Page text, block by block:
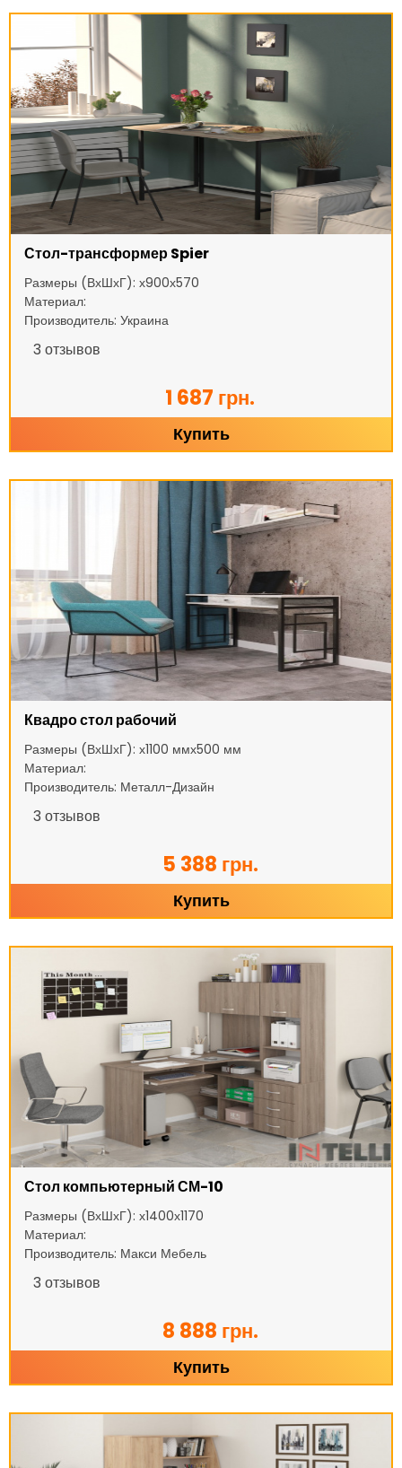
Стол-трансформер Spier
Размеры (ВхШхГ): х900х570
Материал:
Производитель: Украина
3 отзывов
1 687 грн.
Купить
Квадро стол рабочий
Размеры (ВхШхГ): х1100 ммх500 мм
Материал:
Производитель: Металл-Дизайн
3 отзывов
5 388 грн.
Купить
Стол компьютерный СМ-10
Размеры (ВхШхГ): х1400х1170
Материал:
Производитель: Макси Мебель
3 отзывов
8 888 грн.
Купить